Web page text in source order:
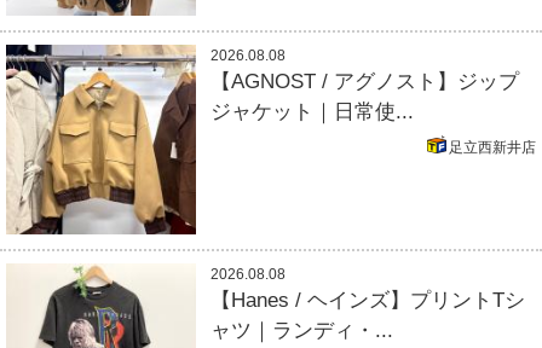
2026.08.08
【AGNOST / アグノスト】ジップ
ジャケット｜日常使...
足立西新井店
2026.08.08
【Hanes / ヘインズ】プリントTシ
ャツ｜ランディ・...